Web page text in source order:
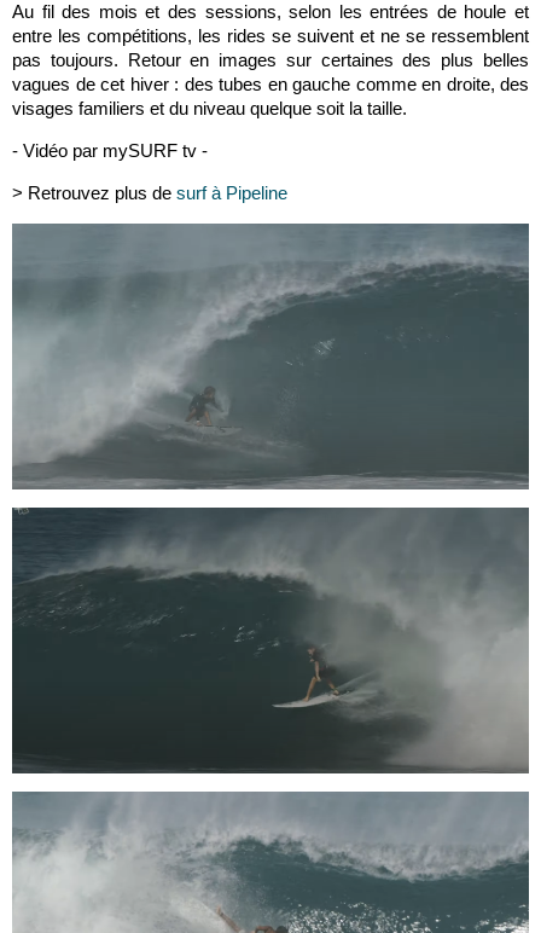
Au fil des mois et des sessions, selon les entrées de houle et
entre les compétitions, les rides se suivent et ne se ressemblent
pas toujours. Retour en images sur certaines des plus belles
vagues de cet hiver : des tubes en gauche comme en droite, des
visages familiers et du niveau quelque soit la taille.
- Vidéo par mySURF tv -
> Retrouvez plus de surf à Pipeline